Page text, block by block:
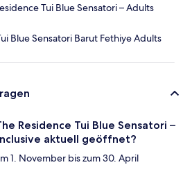
Tui Blue Sensatori – Adults
Blue Sensatori Barut Fethiye Adults
Residence Tui Blue Sensatori –
aktuell geöffnet?
1. November bis zum 30. April